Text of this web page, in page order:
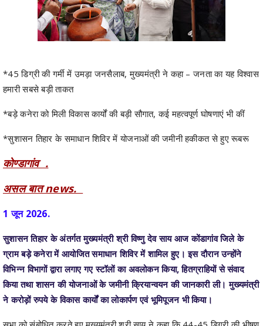
*45 डिग्री की गर्मी में उमड़ा जनसैलाब, मुख्यमंत्री ने कहा – जनता का यह विश्वास
हमारी सबसे बड़ी ताकत
*बड़े कनेरा को मिली विकास कार्यों की बड़ी सौगात, कई महत्वपूर्ण घोषणाएं भी कीं
*सुशासन तिहार के समाधान शिविर में योजनाओं की जमीनी हकीकत से हुए रूबरू
कोण्डागांव .
असल बात news.
1 जून 2026.
सुशासन तिहार के अंतर्गत मुख्यमंत्री श्री विष्णु देव साय आज कोंडागांव जिले के
ग्राम बड़े कनेरा में आयोजित समाधान शिविर में शामिल हुए। इस दौरान उन्होंने
विभिन्न विभागों द्वारा लगाए गए स्टॉलों का अवलोकन किया, हितग्राहियों से संवाद
किया तथा शासन की योजनाओं के जमीनी क्रियान्वयन की जानकारी ली। मुख्यमंत्री
ने करोड़ों रुपये के विकास कार्यों का लोकार्पण एवं भूमिपूजन भी किया।